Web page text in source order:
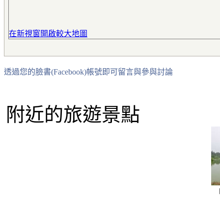
在新視窗開啟較大地圖
透過您的臉書(Facebook)帳號即可留言與參與討論
附近的旅遊景點